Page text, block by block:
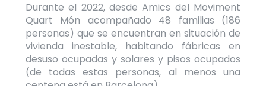
Durante el 2022, desde Amics del Moviment
Quart Món acompañado 48 familias (186
personas) que se encuentran en situación de
vivienda inestable, habitando fábricas en
desuso ocupadas y solares y pisos ocupados
(de todas estas personas, al menos una